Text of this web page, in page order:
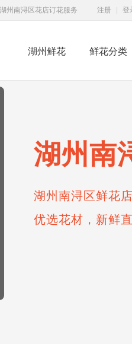
州南浔区花店订花服务 注册 登
湖州鲜花 鲜花分类
湖州南
湖州南浔区鲜花
优选花材，新鲜